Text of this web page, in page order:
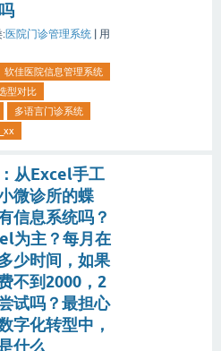
:医院门诊管理系统
用
软佳医院信息管理系统
型对比
多语言门诊系统
从Excel手工
微诊所的蝶
信息系统吗？
为主？每月在
少时间，如果
不到2000，2
试吗？最担心
字化转型中，
什么